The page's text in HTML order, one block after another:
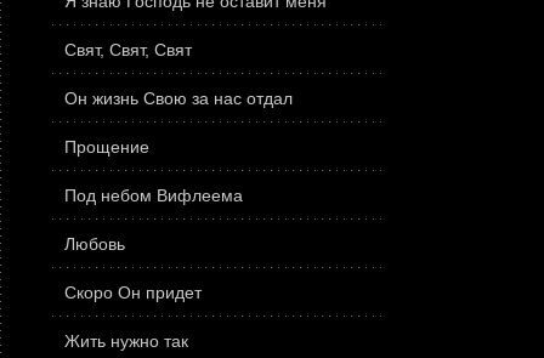
Свят, Свят, Свят
Он жизнь Свою за нас отдал
Прощение
Под небом Вифлеема
Любовь
Скоро Он придет
Жить нужно так